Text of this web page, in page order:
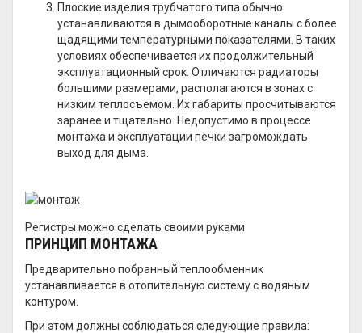
Плоские изделия трубчатого типа обычно
устанавливаются в дымооборотные каналы с более
щадящими температурными показателями. В таких
условиях обеспечивается их продолжительный
эксплуатационный срок. Отличаются радиаторы
большими размерами, располагаются в зонах с
низким теплосъемом. Их габариты просчитываются
заранее и тщательно. Недопустимо в процессе
монтажа и эксплуатации печки загромождать
выход для дыма.
Регистры можно сделать своими руками
ПРИНЦИП МОНТАЖА
Предварительно побранный теплообменник
устанавливается в отопительную систему с водяным
контуром.
При этом должны соблюдаться следующие правила: